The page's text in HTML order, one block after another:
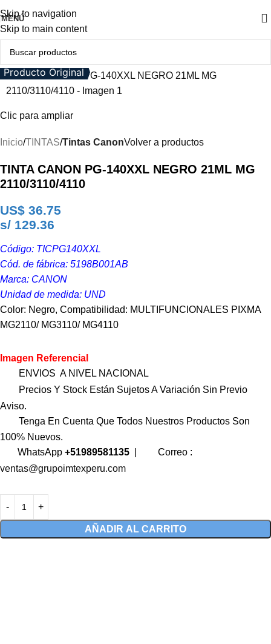
Skip to navigation
Skip to main content
MENÚ
Producto Original
Clic para ampliar
Inicio TINTAS Tintas CanonVolver a productos
TINTA CANON PG-140XXL NEGRO 21ML MG
2110/3110/4110
US$ 36.75
s/ 129.36
Código: TICPG140XXL
Cód. de fábrica: 5198B001AB
Marca: CANON
Unidad de medida: UND
Color: Negro, Compatibilidad: MULTIFUNCIONALES PIXMA
MG2110/ MG3110/ MG4110
Imagen Referencial
ENVIOS A NIVEL NACIONAL
Precios Y Stock Están Sujetos A Variación Sin Previo
Aviso.
Tenga En Cuenta Que Todos Nuestros Productos Son
100% Nuevos.
WhatsApp +51989581135
Correo :
ventas@grupoimtexperu.com
AÑADIR AL CARRITO